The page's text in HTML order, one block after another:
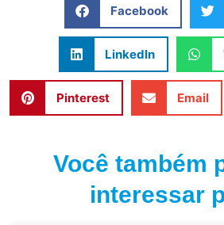
Facebook
LinkedIn
Pinterest Email
Você também
interessar